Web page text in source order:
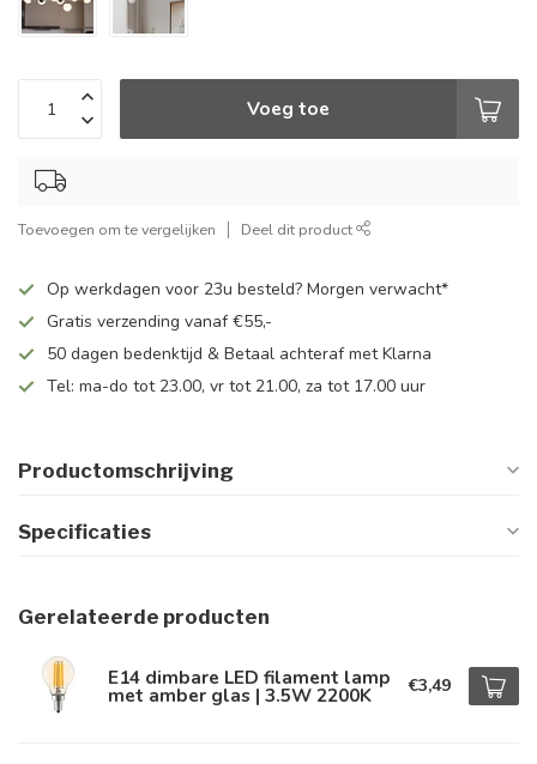
Voeg toe
Toevoegen om te vergelijken Deel dit product
Op werkdagen voor 23u besteld? Morgen verwacht*
Gratis verzending vanaf €55,-
50 dagen bedenktijd & Betaal achteraf met Klarna
Tel: ma-do tot 23.00, vr tot 21.00, za tot 17.00 uur
Productomschrijving
Specificaties
Gerelateerde producten
E14 dimbare LED filament lamp
met amber glas | 3.5W 2200K €3,49